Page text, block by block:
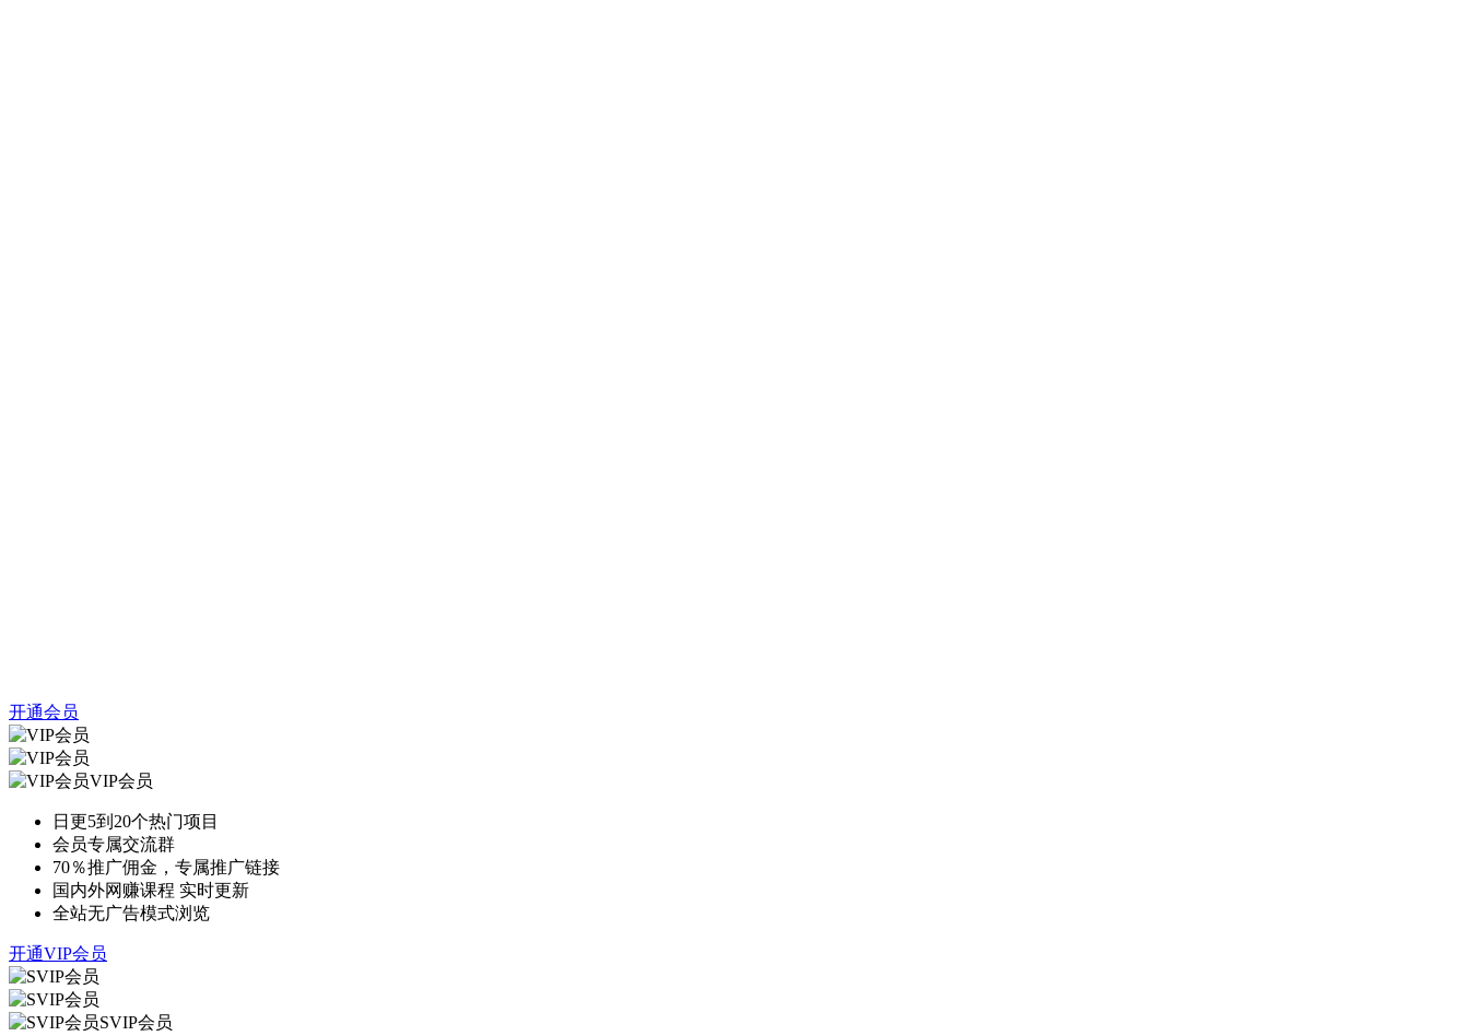
开通会员
VIP会员
日更5到20个热门项目
会员专属交流群
70％推广佣金，专属推广链接
国内外网赚课程 实时更新
全站无广告模式浏览
开通VIP会员
SVIP会员